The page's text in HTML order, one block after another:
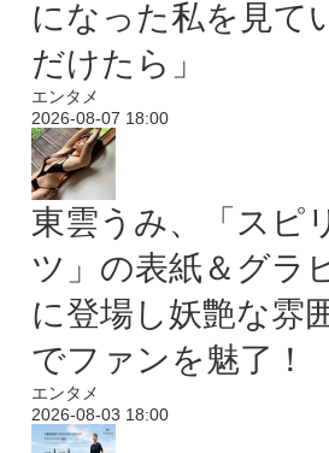
になった私を見て
だけたら」
エンタメ
2026-08-07 18:00
東雲うみ、「スピ
ツ」の表紙＆グラ
に登場し妖艶な雰
でファンを魅了！
エンタメ
2026-08-03 18:00